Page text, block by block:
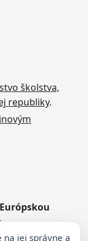
školstva,
republiky.
na jej správne a